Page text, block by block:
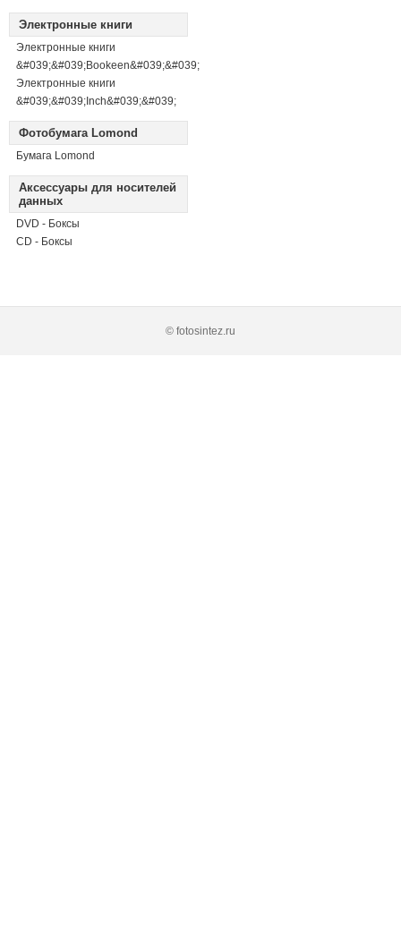
Электронные книги
Электронные книги
&#039;&#039;Bookeen&#039;&#039;
Электронные книги
&#039;&#039;Inch&#039;&#039;
Фотобумага Lomond
Бумага Lomond
Аксессуары для носителей
данных
DVD - Боксы
CD - Боксы
© fotosintez.ru